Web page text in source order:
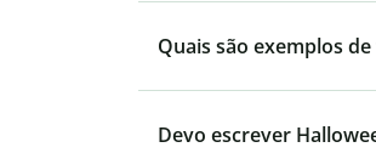
Quais são exemplos
Devo escrever